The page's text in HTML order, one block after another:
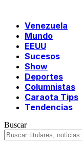
Venezuela
Mundo
EEUU
Sucesos
Show
Deportes
Columnistas
Caraota Tips
Tendencias
Buscar